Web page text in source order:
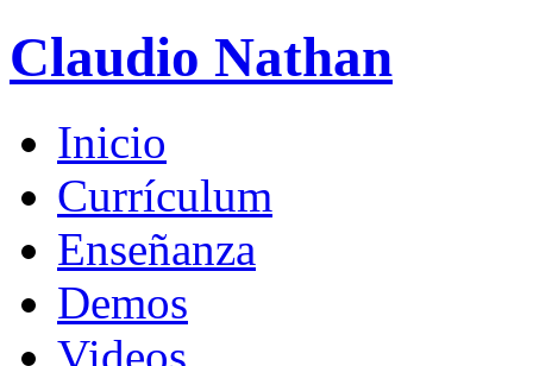
Claudio Nathan
Inicio
Currículum
Enseñanza
Demos
Videos